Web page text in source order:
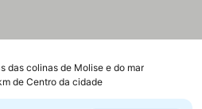
das colinas de Molise e do marVer
de Centro da cidade